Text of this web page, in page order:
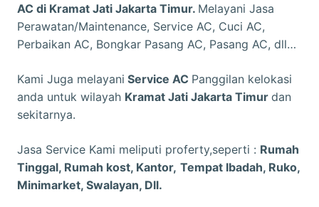
AC di Kramat Jati Jakarta Timur. Melayani Jasa
Perawatan/Maintenance, Service AC, Cuci AC,
Perbaikan AC, Bongkar Pasang AC, Pasang AC, dll…
Kami Juga melayani Service AC Panggilan kelokasi
anda untuk wilayah Kramat Jati Jakarta Timur dan
sekitarnya.
Jasa Service Kami meliputi proferty,seperti : Rumah
Tinggal, Rumah kost, Kantor, Tempat Ibadah, Ruko,
Minimarket, Swalayan, Dll.